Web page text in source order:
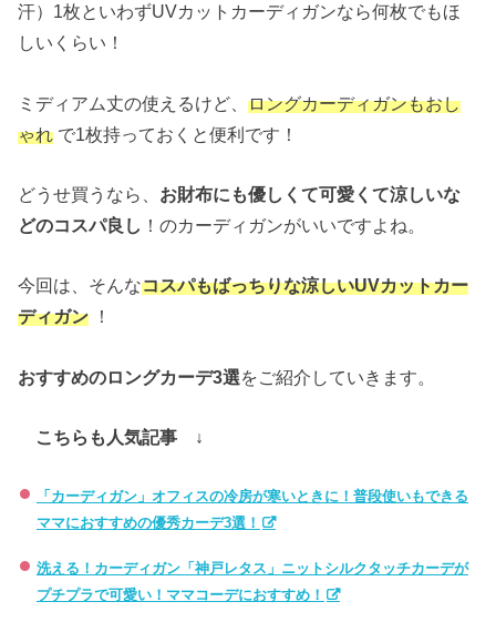
汗）1枚といわずUVカットカーディガンなら何枚でもほ
しいくらい！
ミディアム丈の使えるけど、ロングカーディガンもおし
ゃれ で1枚持っておくと便利です！
どうせ買うなら、 お財布にも優しくて可愛くて涼しいな
どのコスパ良し ！のカーディガンがいいですよね。
今回は、そんなコスパもばっちりな涼しいUVカットカー
ディガン ！
おすすめのロングカーデ3選をご紹介していきます。
こちらも人気記事 ↓
「カーディガン」オフィスの冷房が寒いときに！普段使いもできる
ママにおすすめの優秀カーデ3選！
洗える！カーディガン「神戸レタス」ニットシルクタッチカーデが
プチプラで可愛い！ママコーデにおすすめ！